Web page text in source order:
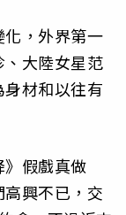
，外界第一
大陸女星范
材和以往有
假戲真做
興不已，交